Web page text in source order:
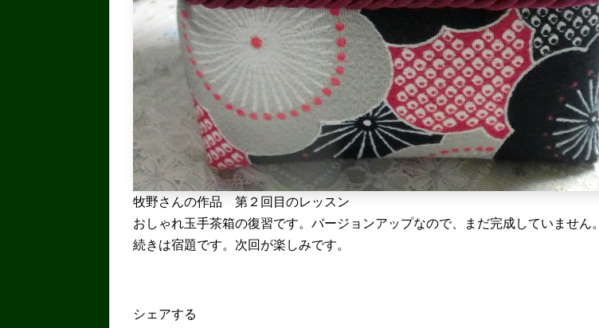
牧野さんの作品 第２回目のレッスン
おしゃれ玉手茶箱の復習です。バージョンアップなので、まだ完成していません。
続きは宿題です。次回が楽しみです。
シェアする